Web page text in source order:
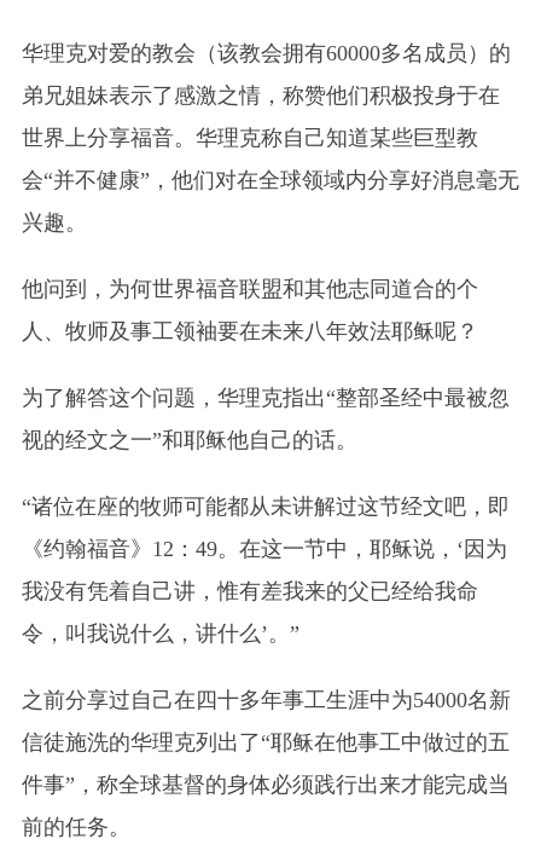
华理克对爱的教会（该教会拥有60000多名成员）的
弟兄姐妹表示了感激之情，称赞他们积极投身于在
世界上分享福音。华理克称自己知道某些巨型教
会“并不健康”，他们对在全球领域内分享好消息毫无
兴趣。
他问到，为何世界福音联盟和其他志同道合的个
人、牧师及事工领袖要在未来八年效法耶稣呢？
为了解答这个问题，华理克指出“整部圣经中最被忽
视的经文之一”和耶稣他自己的话。
“诸位在座的牧师可能都从未讲解过这节经文吧，即
《约翰福音》12：49。在这一节中，耶稣说，‘因为
我没有凭着自己讲，惟有差我来的父已经给我命
令，叫我说什么，讲什么’。”
之前分享过自己在四十多年事工生涯中为54000名新
信徒施洗的华理克列出了“耶稣在他事工中做过的五
件事”，称全球基督的身体必须践行出来才能完成当
前的任务。